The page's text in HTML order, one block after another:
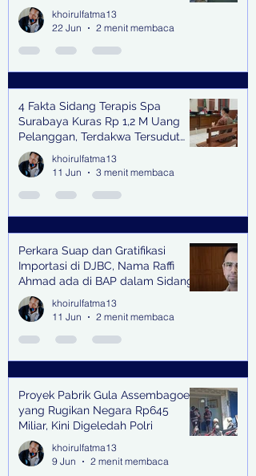
Bangkitkan Swasembada Pangan
dan Pengendali Banjir
khoirulfatma13
22 Jun
2 menit membaca
4 Fakta Sidang Terapis Spa
Surabaya Kuras Rp 1,2 M Uang
Pelanggan, Terdakwa Tersudut
oleh Keterangan Saksi Kunci
khoirulfatma13
11 Jun
3 menit membaca
Perkara Suap dan Gratifikasi
Importasi di DJBC, Nama Raffi
Ahmad ada di BAP dalam Sidang
khoirulfatma13
11 Jun
2 menit membaca
Proyek Pabrik Gula Assembagoes
yang Rugikan Negara Rp645
Miliar, Kini Digeledah Polri
khoirulfatma13
9 Jun
2 menit membaca